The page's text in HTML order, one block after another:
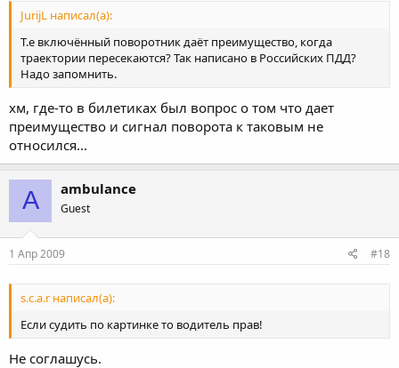
JurijL написал(а):
Т.е включённый поворотник даёт преимущество, когда
траектории пересекаются? Так написано в Российских ПДД?
Надо запомнить.
хм, где-то в билетиках был вопрос о том что дает
преимущество и сигнал поворота к таковым не
относился...
A ambulance
Guest
1 Апр 2009 #18
s.c.a.r написал(а):
Если судить по картинке то водитель прав!
Не соглашусь.